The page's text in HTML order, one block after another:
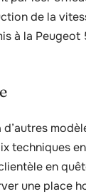
de la
à la
techniques
en
une place